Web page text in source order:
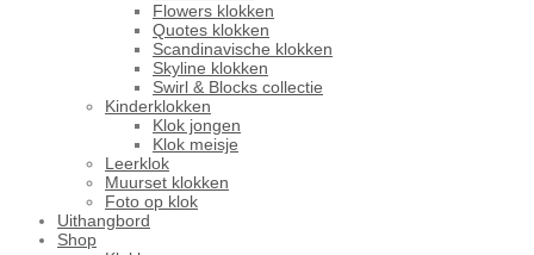
Flowers klokken
Quotes klokken
Scandinavische klokken
Skyline klokken
Swirl & Blocks collectie
Kinderklokken
Klok jongen
Klok meisje
Leerklok
Muurset klokken
Foto op klok
Uithangbord
Shop